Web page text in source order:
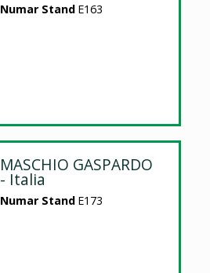
Numar Stand E163
MASCHIO GASPARDO
- Italia
Numar Stand E173